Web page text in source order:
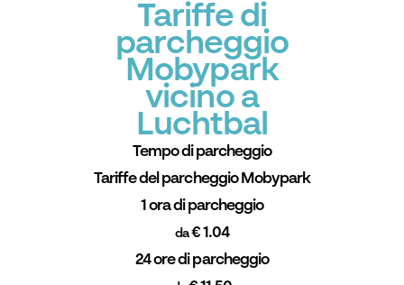
Tariffe di
parcheggio
Mobypark
vicino a
Luchtbal
Tempo di parcheggio
Tariffe del parcheggio Mobypark
1 ora di parcheggio
da€ 1.04
24 ore di parcheggio